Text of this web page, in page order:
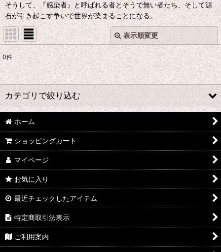
そうして、『感染者』と呼ばれる者とそうで無い者たち、そして源
石が引き起こす争いで世界が染まることになる。
表示順変更
表示数:
並び順:
閉じる
0件
カテゴリで絞り込む
あ行 コスプレ衣装 (全商品)
ウマ娘プリティーダービー
あんさんぶるスターズ
アズールレーン
王様ランキング
ホーム
ショッピングカート
マイページ
お気に入り
最近チェックしたアイテム
特定商取引法表示
ご利用案内